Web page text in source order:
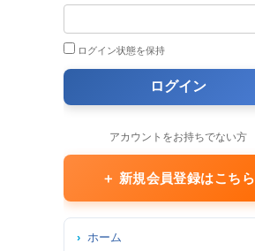
ログイン状態を保持
アカウントをお持ちでない方
＋ 新規会員登録はこちら
ホーム